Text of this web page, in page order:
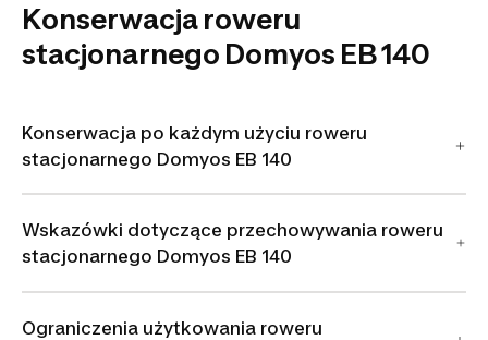
Konserwacja roweru
stacjonarnego Domyos EB 140
Konserwacja po każdym użyciu roweru
stacjonarnego Domyos EB 140
Wskazówki dotyczące przechowywania roweru
stacjonarnego Domyos EB 140
Ograniczenia użytkowania roweru